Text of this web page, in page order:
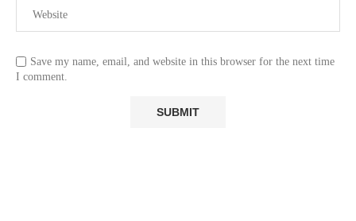
Save my name, email, and website in this browser for the next time
I comment.